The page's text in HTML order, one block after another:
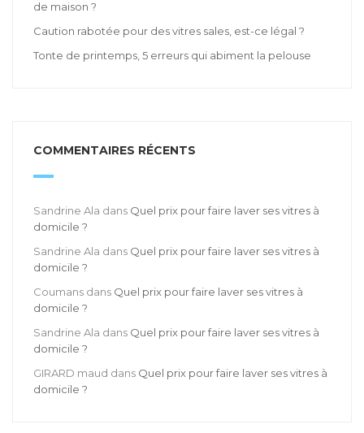
de maison ?
Caution rabotée pour des vitres sales, est-ce légal ?
Tonte de printemps, 5 erreurs qui abiment la pelouse
COMMENTAIRES RÉCENTS
Sandrine Ala dans Quel prix pour faire laver ses vitres à
domicile ?
Sandrine Ala dans Quel prix pour faire laver ses vitres à
domicile ?
Coumans dans Quel prix pour faire laver ses vitres à
domicile ?
Sandrine Ala dans Quel prix pour faire laver ses vitres à
domicile ?
GIRARD maud dans Quel prix pour faire laver ses vitres à
domicile ?